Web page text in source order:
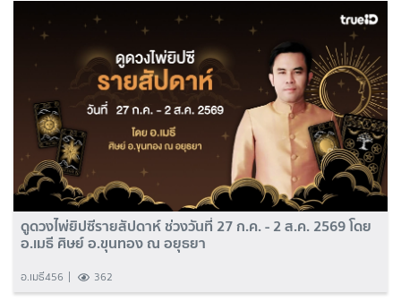
ดูดวงไพ่ยิปซีรายสัปดาห์ ช่วงวันที่ 27 ก.ค. - 2 ส.ค. 2569 โดย
อ.เมธี ศิษย์ อ.ขุนทอง ณ อยุธยา
อ.เมธี456 362